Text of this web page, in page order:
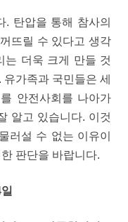
. 탄압을 통해 참사의
뜨릴 수 있다고 생각
는 더욱 크게 만들 것
가족과 국민들은 세
안전사회를 나아가
알고 있습니다. 이것
러설 수 없는 이유이
판단을 바랍니다.